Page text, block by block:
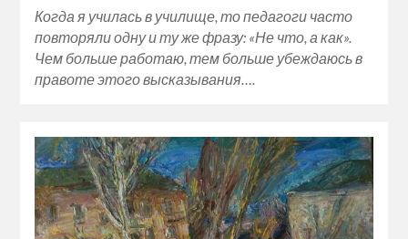
Когда я училась в училище, то педагоги часто
повторяли одну и ту же фразу: «Не что, а как».
Чем больше работаю, тем больше убеждаюсь в
правоте этого высказывания….